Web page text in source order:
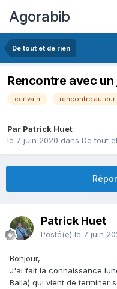
Agorabib
De tout et de rien
Rencontre avec
ecrivain rencontre auteur
Par Patrick Huet
le 7 juin 2020 dans De tout
Patrick Huet
Posté(e) le 7 juin
Bonjour,
J'ai fait la connaissance
Balla) qui vient de terminer